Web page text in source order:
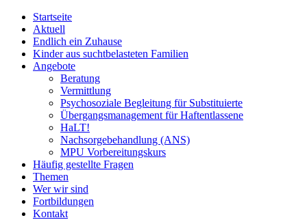
Startseite
Aktuell
Endlich ein Zuhause
Kinder aus suchtbelasteten Familien
Angebote
Beratung
Vermittlung
Psychosoziale Begleitung für Substituierte
Übergangsmanagement für Haftentlassene
HaLT!
Nachsorgebehandlung (ANS)
MPU Vorbereitungskurs
Häufig gestellte Fragen
Themen
Wer wir sind
Fortbildungen
Kontakt